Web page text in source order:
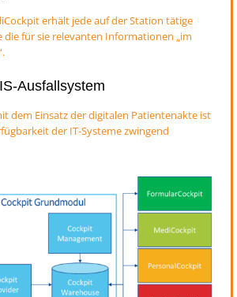
erhält jede auf der Station tätige
die für sie relevanten Informationen „im
Ausfallsystem
dem Einsatz der digitalen Patientenakte ist
der IT-Systeme zwingend